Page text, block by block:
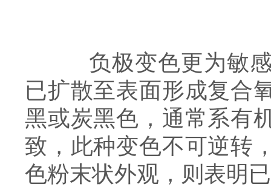
负极变色更为敏感
已扩散至表面形成复合
黑或炭黑色，通常系有
致，此种变色不可逆转
色粉末状外观，则表明